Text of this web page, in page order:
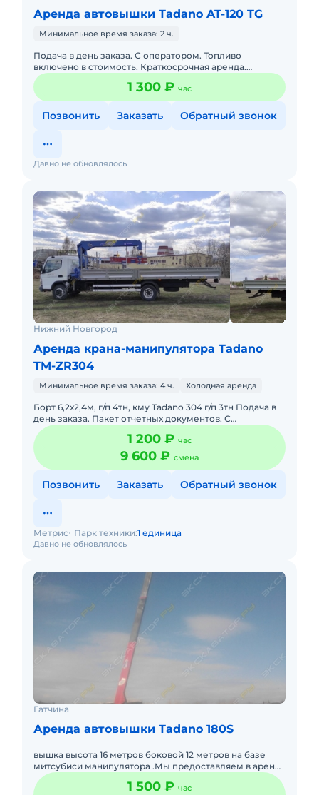
Аренда автовышки Tadano AT-120 TG
Минимальное время заказа: 2 ч.
Подача в день заказа. С оператором. Топливо
включено в стоимость. Краткосрочная аренда.
Долгосрочная аренда. Бесплатная доставка на место.
Сейчас свободна.
1 300 ₽ час
Позвонить Заказать Обратный звонок
Давно не обновлялось
Нижний Новгород
Аренда крана-манипулятора Tadano
TM-ZR304
Минимальное время заказа: 4 ч. Холодная аренда
Борт 6,2х2,4м, г/п 4тн, кму Tadano 304 г/п 3тн Подача в
день заказа. Пакет отчетных документов. С
оператором. Долгосрочная аренда. Топливо включено
в стоимость
1 200 ₽ час
9 600 ₽ смена
Позвонить Заказать Обратный звонок
Давно не обновлялось
Метрис Парк техники:1 единица
Гатчина
Аренда автовышки Tadano 180S
вышка высота 16 метров боковой 12 метров на базе
митсубиси манипулятора .Мы предоставляем в аренду
автовышки для различных нужд: мытье витрин и окон
замена ламп
1 500 ₽ час